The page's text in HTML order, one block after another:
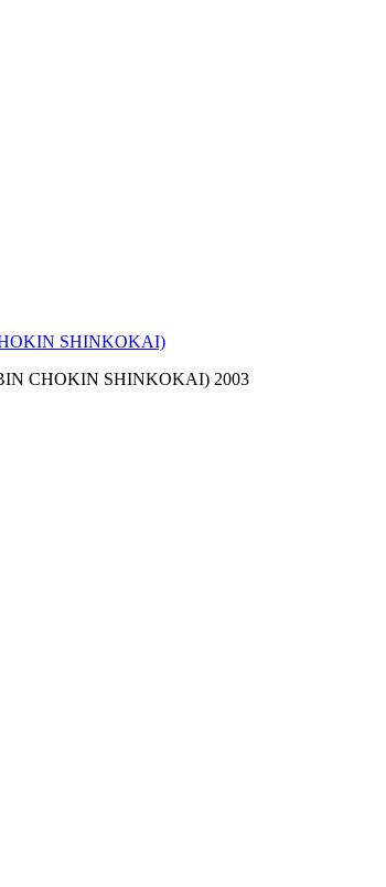
SHINKOKAI)
CHOKIN SHINKOKAI) 2003